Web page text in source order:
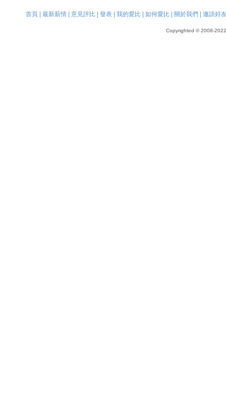
首頁| 最新薪情| 意見評比| 發表| 我的愛比| 如何愛比| 關於我們 邀請好
Copyrighted © 2008-